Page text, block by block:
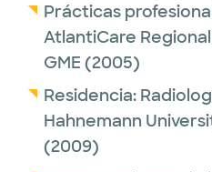
Prácticas
AtlantiCare
GME (2005)
Residencia:
Hahnemann
(2009)